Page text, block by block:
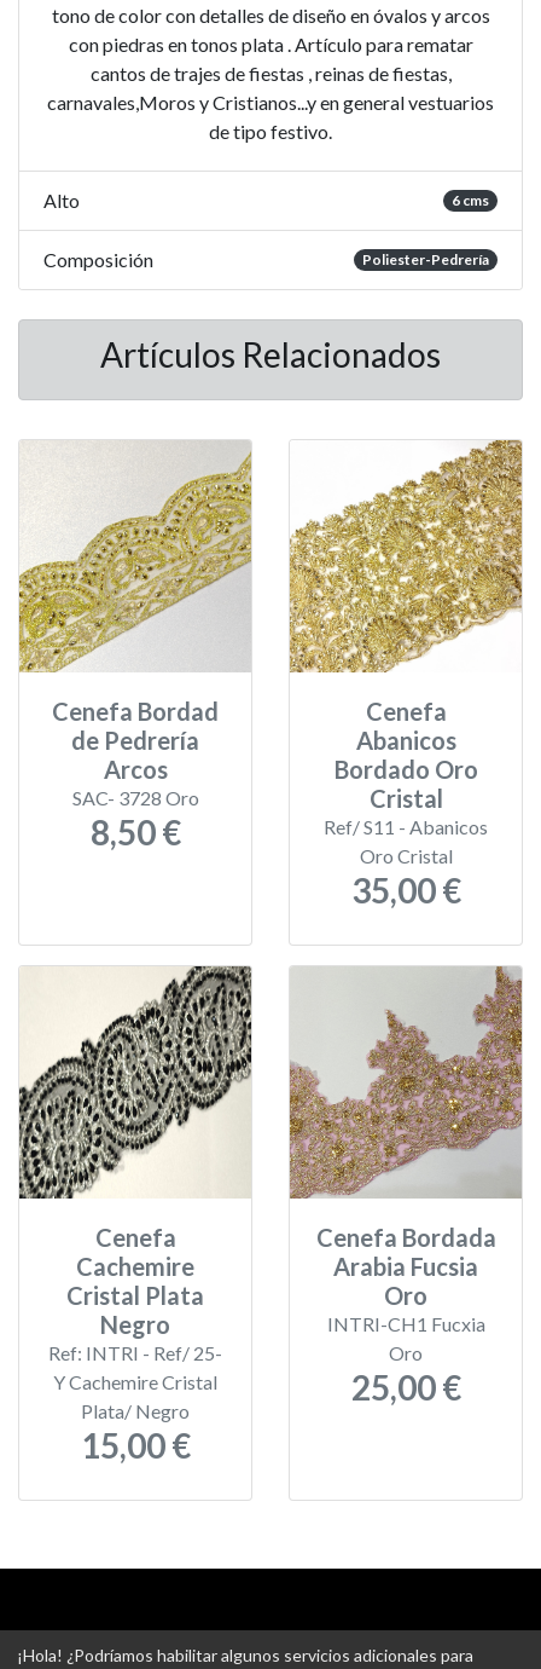
tono de color con detalles de diseño en óvalos y arcos
con piedras en tonos plata . Artículo para rematar
cantos de trajes de fiestas , reinas de fiestas,
carnavales,Moros y Cristianos...y en general vestuarios
de tipo festivo.
Alto 6 cms
Composición Poliester-Pedrería
Artículos Relacionados
Cenefa Bordad
de Pedrería
Arcos
SAC- 3728 Oro
8,50 €
Cenefa
Abanicos
Bordado Oro
Cristal
Ref/ S11 - Abanicos
Oro Cristal
35,00 €
Cenefa
Cachemire
Cristal Plata
Negro
Ref: INTRI - Ref/ 25-
Y Cachemire Cristal
Plata/ Negro
15,00 €
Cenefa Bordada
Arabia Fucsia
Oro
INTRI-CH1 Fucxia
Oro
25,00 €
¡Hola! ¿Podríamos habilitar algunos servicios adicionales para